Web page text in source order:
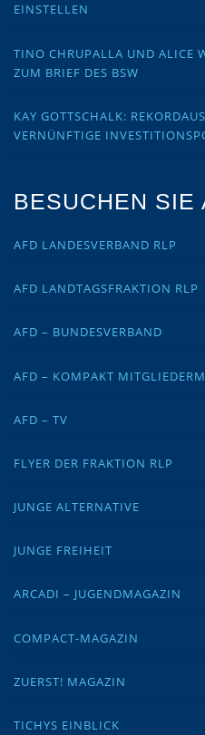
EINSTELLEN
TINO CHRUPALLA UND ALICE
ZUM BRIEF DES BSW
KAY GOTTSCHALK:
VERNÜNFTIGE
BESUCHEN SIE
AFD LANDESVERBAND RLP
AFD LANDTAGSFRAKTION RLP
AFD – BUNDESVERBAND
AFD – KOMPAKT
AFD – TV
FLYER DER FRAKTION RLP
JUNGE ALTERNATIVE
JUNGE FREIHEIT
ARCADI – JUGENDMAGAZIN
COMPACT-MAGAZIN
ZUERST! MAGAZIN
TICHYS EINBLICK